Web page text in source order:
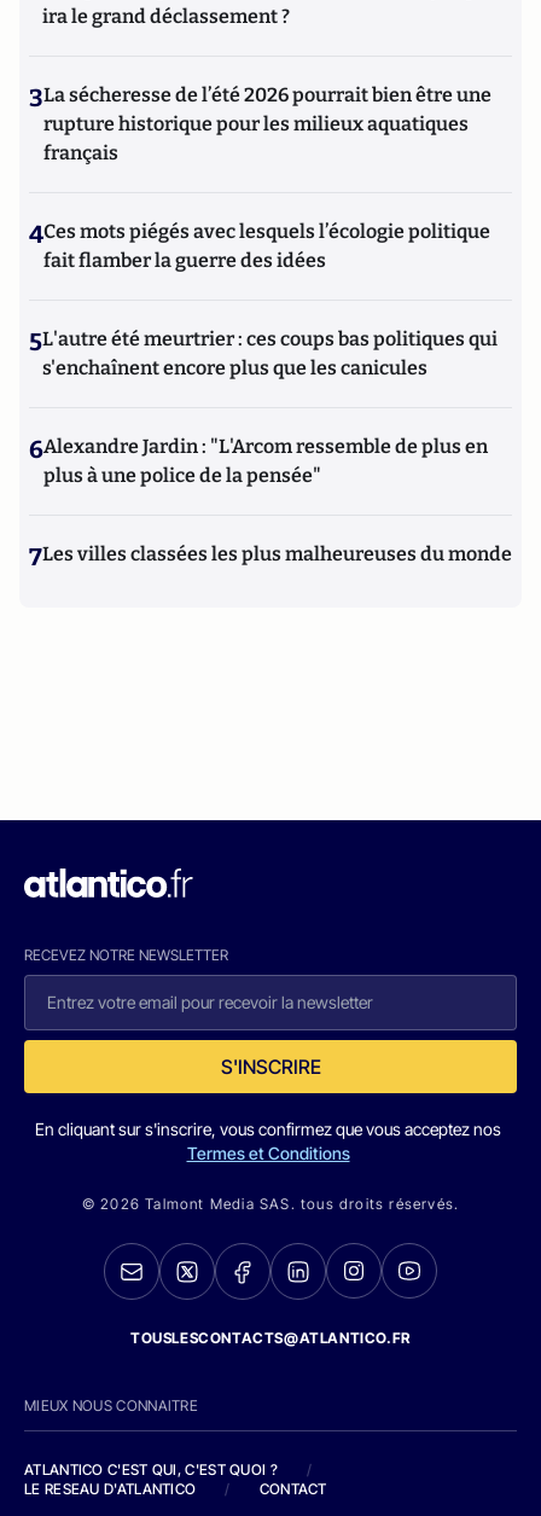
ira le grand déclassement ?
3La sécheresse de l’été 2026 pourrait bien être une
rupture historique pour les milieux aquatiques
français
4Ces mots piégés avec lesquels l’écologie politique
fait flamber la guerre des idées
5L'autre été meurtrier : ces coups bas politiques qui
s'enchaînent encore plus que les canicules
6Alexandre Jardin : "L'Arcom ressemble de plus en
plus à une police de la pensée"
7Les villes classées les plus malheureuses du monde
RECEVEZ NOTRE NEWSLETTER
S'INSCRIRE
En cliquant sur s'inscrire, vous confirmez que vous acceptez nos
Termes et Conditions
© 2026 Talmont Media SAS. tous droits réservés.
TOUSLESCONTACTS@ATLANTICO.FR
MIEUX NOUS CONNAITRE
ATLANTICO C'EST QUI, C'EST QUOI ?
/
LE RESEAU D'ATLANTICO
/ CONTACT